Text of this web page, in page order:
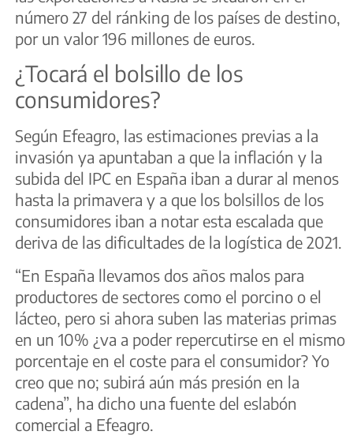
número 27 del ránking de los países de destino,
por un valor 196 millones de euros.
¿Tocará el bolsillo de los
consumidores?
Según Efeagro, las estimaciones previas a la
invasión ya apuntaban a que la inflación y la
subida del IPC en España iban a durar al menos
hasta la primavera y a que los bolsillos de los
consumidores iban a notar esta escalada que
deriva de las dificultades de la logística de 2021.
“En España llevamos dos años malos para
productores de sectores como el porcino o el
lácteo, pero si ahora suben las materias primas
en un 10% ¿va a poder repercutirse en el mismo
porcentaje en el coste para el consumidor? Yo
creo que no; subirá aún más presión en la
cadena”, ha dicho una fuente del eslabón
comercial a Efeagro.